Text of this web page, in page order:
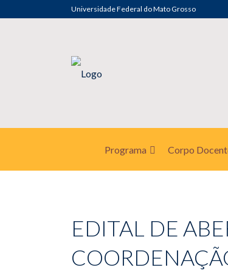
Universidade Federal do Mato Grosso
Programa Corpo
EDITAL DE